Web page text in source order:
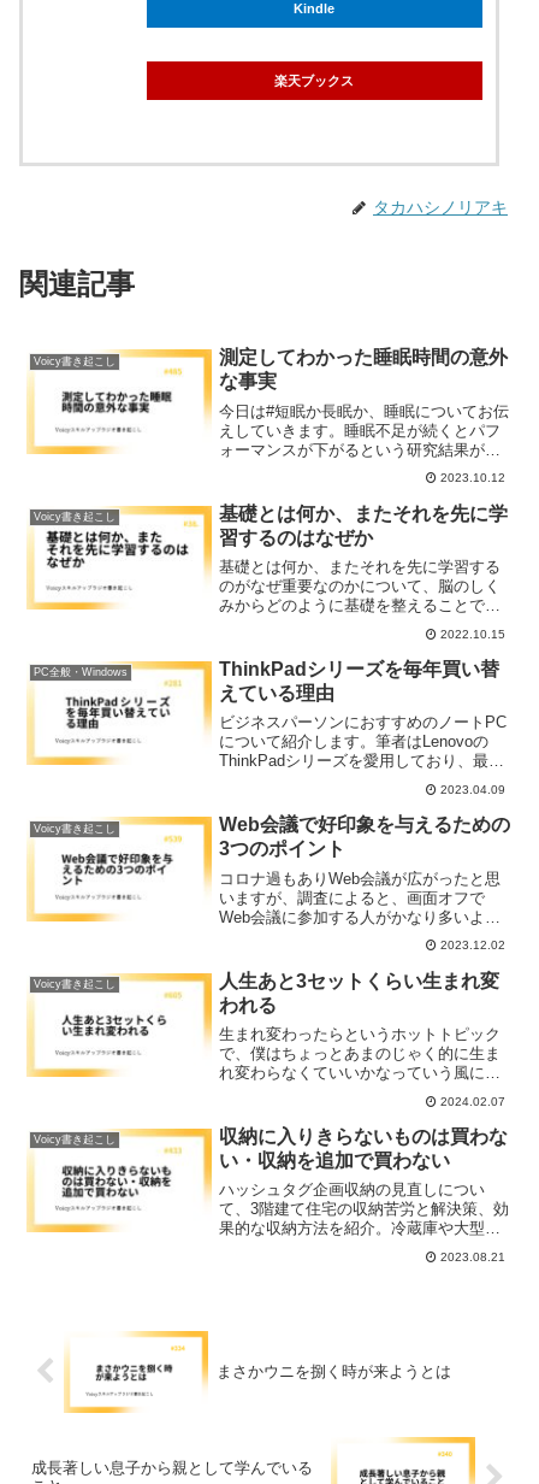
Kindle
楽天ブックス
タカハシノリアキ
関連記事
Voicy書き起こし
測定してわかった睡眠時間の意外
な事実
今日は#短眠か長眠か、睡眠についてお伝
えしていきます。睡眠不足が続くとパフ
ォーマンスが下がるという研究結果が明
らかになっていますから睡眠時間を削っ
てしまうと余計に時間がかかって良くな
いスパイラルに入ってしまいます。機会
があればご自分の睡眠を測定して分析し
てみるのもおすすめです。
2023.10.12
Voicy書き起こし
基礎とは何か、またそれを先に学
習するのはなぜか
基礎とは何か、またそれを先に学習する
のがなぜ重要なのかについて、脳のしく
みからどのように基礎を整えることで学
習効率を上げられるかを語ります。2022.10.15
PC全般・Windows
ThinkPadシリーズを毎年買い替
えている理由
ビジネスパーソンにおすすめのノートPC
について紹介します。筆者はLenovoの
ThinkPadシリーズを愛用しており、最新
の高性能モデルを一年に一度購入する基
本スタンスを取っています。PCの寿命は
4年と定められていますが、新しいものに
買い替えることで、生産性向上に繋がる
ことが明らかになっています。ThinkPad
のX1 Carbonシリーズは、軽量でバッテリ
ーの持ちも良く、打鍵感も素晴らしく、
おすすめです。
2023.04.09
Voicy書き起こし
Web会議で好印象を与えるための
3つのポイント
コロナ過もありWeb会議が広がったと思
いますが、調査によると、画面オフで
Web会議に参加する人がかなり多いよう
です。画面オンしたうえで、相手の名前
を呼んで話しかけたり、笑顔を意識した
り、しっかり相づちをうったりといった
ポイントをおさえると、オンラインであ
ってもコミュニケーションの質を高める
ことができます。
2023.12.02
Voicy書き起こし
人生あと3セットくらい生まれ変
われる
生まれ変わったらというホットトピック
で、僕はちょっとあまのじゃく的に生ま
れ変わらなくていいかなっていう風に思
ってるんです。その理由としては、わざ
わざリアルに生まれ変わらなくても、こ
れからの人生で何回か生まれ変わるチャ
ンスがあると思うからです。
2024.02.07
Voicy書き起こし
収納に入りきらないものは買わな
い・収納を追加で買わない
ハッシュタグ企画収納の見直しについ
て、3階建て住宅の収納苦労と解決策、効
果的な収納方法を紹介。冷蔵庫や大型家
電の移動エピソードから得たアイデア
や、収納の鉄則について分かりやすく解
2023.08.21
まさかウニを捌く時が来ようとは
成長著しい息子から親として学んでいる